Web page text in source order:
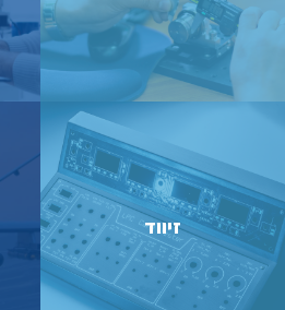
זיווד
קרא עוד